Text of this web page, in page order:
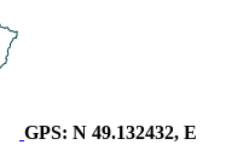
GPS: N 49.132432, E